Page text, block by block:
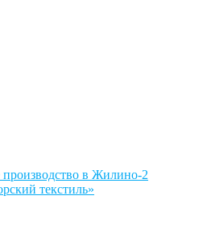
в Жилино-2
текстиль»